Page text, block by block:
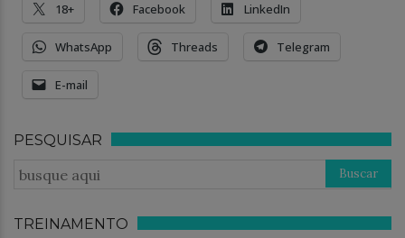
18+ Facebook LinkedIn
WhatsApp Threads Telegram
E-mail
PESQUISAR
TREINAMENTO